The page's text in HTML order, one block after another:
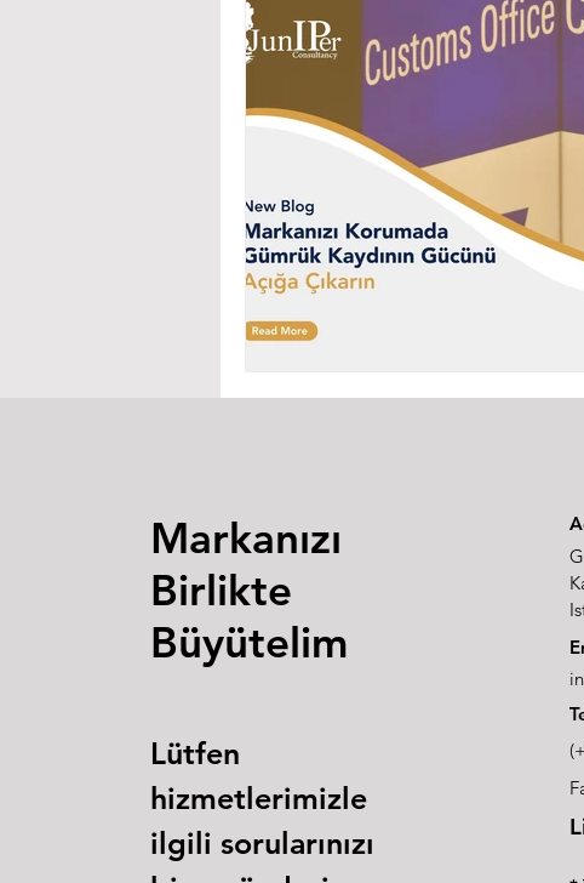
Markanızı
Birlikte
Büyütelim
Lütfen
hizmetlerimizle
ilgili sorularınızı